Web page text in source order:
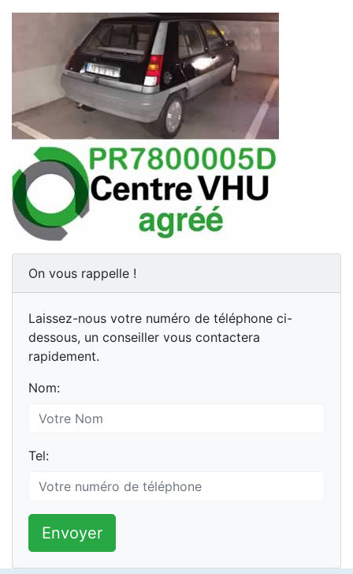
On vous rappelle !
Laissez-nous votre numéro de téléphone ci-
dessous, un conseiller vous contactera
rapidement.
Nom:
Tel:
Envoyer